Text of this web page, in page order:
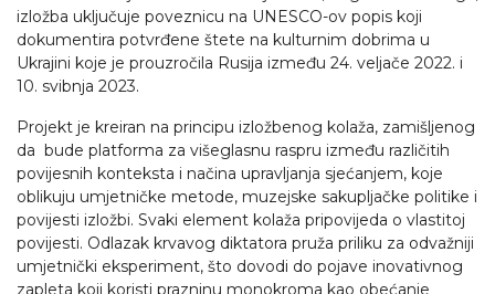
izložba uključuje poveznicu na UNESCO-ov popis koji
dokumentira potvrđene štete na kulturnim dobrima u
Ukrajini koje je prouzročila Rusija između 24. veljače 2022. i
10. svibnja 2023.
Projekt je kreiran na principu izložbenog kolaža, zamišljenog
da bude platforma za višeglasnu raspru između različitih
povijesnih konteksta i načina upravljanja sjećanjem, koje
oblikuju umjetničke metode, muzejske sakupljačke politike i
povijesti izložbi. Svaki element kolaža pripovijeda o vlastitoj
povijesti. Odlazak krvavog diktatora pruža priliku za odvažniji
umjetnički eksperiment, što dovodi do pojave inovativnog
zapleta koji koristi prazninu monokroma kao obećanje